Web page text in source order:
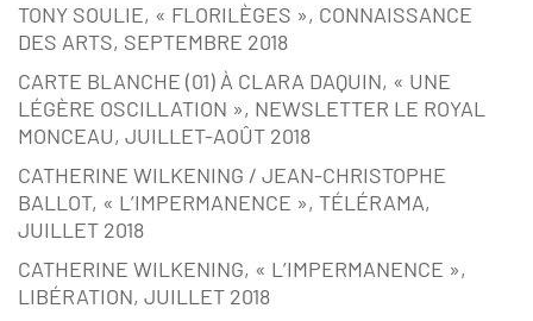
TONY SOULIE, « FLORILÈGES », CONNAISSANCE
DES ARTS, SEPTEMBRE 2018
CARTE BLANCHE (01) À CLARA DAQUIN, « UNE
LÉGÈRE OSCILLATION », NEWSLETTER LE ROYAL
MONCEAU, JUILLET-AOÛT 2018
CATHERINE WILKENING / JEAN-CHRISTOPHE
BALLOT, « L’IMPERMANENCE », TÉLÉRAMA,
JUILLET 2018
CATHERINE WILKENING, « L’IMPERMANENCE »,
LIBÉRATION, JUILLET 2018